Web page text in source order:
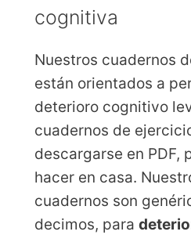
cognitiva
Nuestros cuadernos
están orientados a
deterioro cognitivo
cuadernos de
descargarse en PDF,
hacer en casa.
cuadernos son
decimos, para